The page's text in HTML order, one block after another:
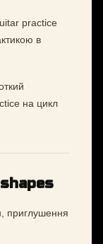
practice
в
на цикл
приглушення